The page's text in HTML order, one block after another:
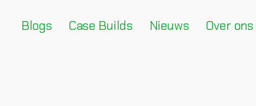
Blogs Case Builds Nieuws Over ons